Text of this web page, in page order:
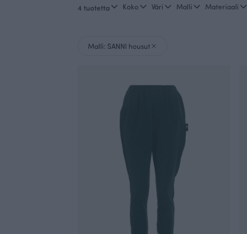
4 tuotetta Koko Väri Malli Materiaali
Malli: SANNI housut